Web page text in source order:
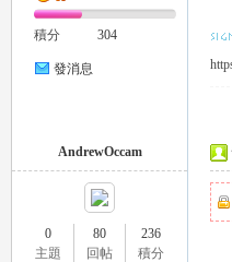
積分 304
發消息
AndrewOccam
0
主題
80
回帖
236
積分